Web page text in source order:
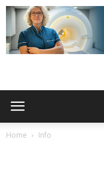
Home Info